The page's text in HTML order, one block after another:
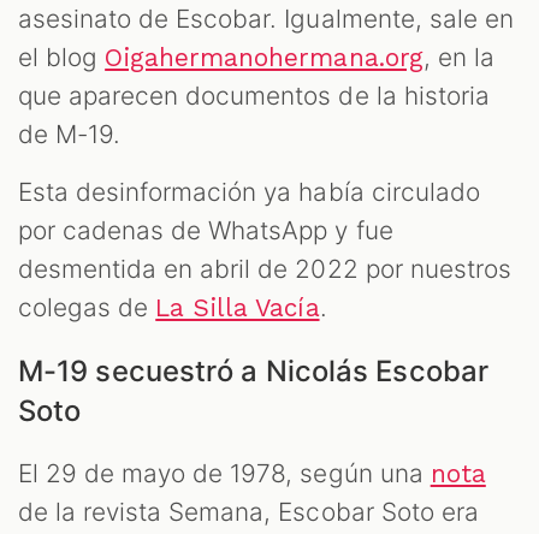
asesinato de Escobar. Igualmente, sale en
el blog Oigahermanohermana.org, en la
que aparecen documentos de la historia
de M-19.
Esta desinformación ya había circulado
por cadenas de WhatsApp y fue
desmentida en abril de 2022 por nuestros
colegas de La Silla Vacía.
M-19 secuestró a Nicolás Escobar
Soto
El 29 de mayo de 1978, según una nota
de la revista Semana, Escobar Soto era